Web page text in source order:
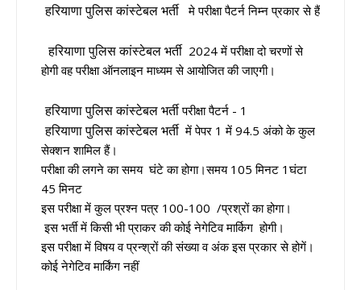
हरियाणा पुलिस कांस्टेबल भर्ती मे परीक्षा पैटर्न निम्न प्रकार से हैं
हरियाणा पुलिस कांस्टेबल भर्ती 2024 में परीक्षा दो चरणों से
होगी वह परीक्षा ऑनलाइन माध्यम से आयोजित की जाएगी।
हरियाणा पुलिस कांस्टेबल भर्ती परीक्षा पैटर्न - 1
हरियाणा पुलिस कांस्टेबल भर्ती में पेपर 1 में 94.5 अंको के कुल
सेक्शन शामिल हैं।
परीक्षा की लगने का समय घंटे का होगा।समय 105 मिनट 1घंटा
45 मिनट
इस परीक्षा में कुल प्रश्न पत्र 100-100 /प्रश्रों का होगा।
इस भर्ती में किसी भी प्राकर की कोई नेगेटिव मार्किग होगी।
इस परीक्षा में विषय व प्रन्श्रों की संख्या व अंक इस प्रकार से होगें।
कोई नेगेटिव मार्किंग नहीं